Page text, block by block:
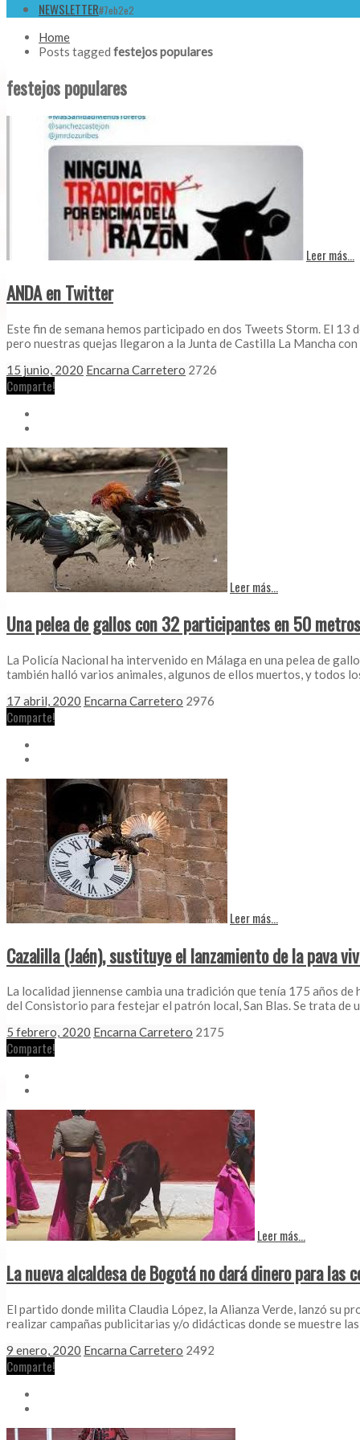
NEWSLETTER#7eb2e2
Home
Posts tagged festejos populares
festejos populares
Leer más...
ANDA en Twitter
Este fin de semana hemos participado en dos Tweets Storm. El
pero nuestras quejas llegaron a la Junta de Castilla La Mancha
15 junio, 2020 Encarna Carretero 2726
Comparte!
Leer más...
Una pelea de gallos con 32 participantes en 50 metros
La Policía Nacional ha intervenido en Málaga en una pelea de
también halló varios animales, algunos de ellos muertos, y todos
17 abril, 2020 Encarna Carretero 2976
Comparte!
Leer más...
Cazalilla (Jaén), sustituye el lanzamiento de la pava
La localidad jiennense cambia una tradición que tenía 175 años
del Consistorio para festejar el patrón local, San Blas. Se trata de
5 febrero, 2020 Encarna Carretero 2175
Comparte!
Leer más...
La nueva alcaldesa de Bogotá no dará dinero para las
El partido donde milita Claudia López, la Alianza Verde, lanzó su
realizar campañas publicitarias y/o didácticas donde se muestre
9 enero, 2020 Encarna Carretero 2492
Comparte!